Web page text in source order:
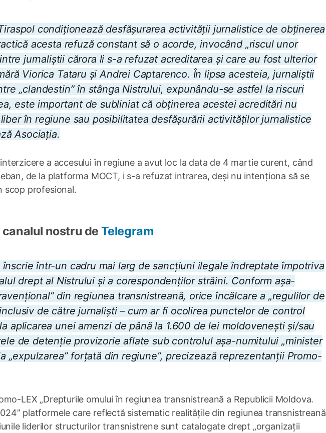
condiționează desfășurarea activității jurnalistice de obținerea
acesta refuză constant să o acorde, invocând „riscul unor
jurnaliștii cărora li s-a refuzat acreditarea și care au fost ulterior
Viorica Tataru și Andrei Captarenco. În lipsa acesteia, jurnaliștii
„clandestin” în stânga Nistrului, expunându-se astfel la riscuri
este important de subliniat că obținerea acestei acreditări nu
în regiune sau posibilitatea desfășurării activităților jurnalistice
Asociația.
a accesului în regiune a avut loc la data de 4 martie curent, când
de la platforma МОСТ, i s-a refuzat intrarea, deși nu intenționa să se
scop profesional.
nostru de Telegram
înscrie într-un cadru mai larg de sancțiuni ilegale îndreptate împotriva
drept al Nistrului și a corespondenților străini. Conform așa-
din regiunea transnistreană, orice încălcare a „regulilor de
de către jurnaliști – cum ar fi ocolirea punctelor de control
aplicarea unei amenzi de până la 1.600 de lei moldovenești și/sau
de detenție provizorie aflate sub controlul așa-numitului „minister
„expulzarea” forțată din regiune”, precizează reprezentanții Promo-
LEX „Drepturile omului în regiunea transnistreană a Republicii Moldova.
platformele care reflectă sistematic realitățile din regiunea transnistreană
liderilor structurilor transnistrene sunt catalogate drept „organizații